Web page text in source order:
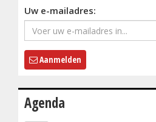
Uw e-mailadres:
Aanmelden
Agenda